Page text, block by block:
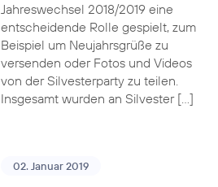
Jahreswechsel 2018/2019 eine
entscheidende Rolle gespielt, zum
Beispiel um Neujahrsgrüße zu
versenden oder Fotos und Videos
von der Silvesterparty zu teilen.
Insgesamt wurden an Silvester […]
02. Januar 2019